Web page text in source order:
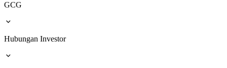
GCG
Hubungan Investor